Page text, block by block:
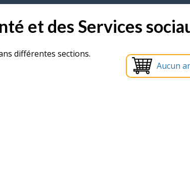
et des Services
Aucun
différentes sections.